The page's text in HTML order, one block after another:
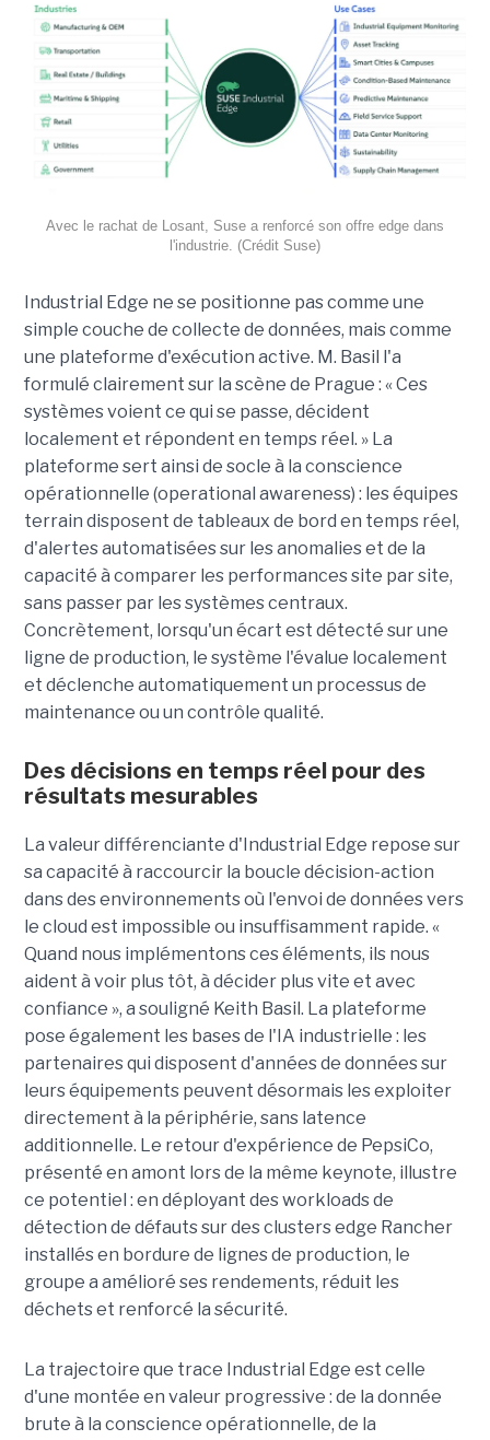
Avec le rachat de Losant, Suse a renforcé son offre edge dans
l'industrie. (Crédit Suse)
Industrial Edge ne se positionne pas comme une
simple couche de collecte de données, mais comme
une plateforme d'exécution active. M. Basil l'a
formulé clairement sur la scène de Prague : « Ces
systèmes voient ce qui se passe, décident
localement et répondent en temps réel. » La
plateforme sert ainsi de socle à la conscience
opérationnelle (operational awareness) : les équipes
terrain disposent de tableaux de bord en temps réel,
d'alertes automatisées sur les anomalies et de la
capacité à comparer les performances site par site,
sans passer par les systèmes centraux.
Concrètement, lorsqu'un écart est détecté sur une
ligne de production, le système l'évalue localement
et déclenche automatiquement un processus de
maintenance ou un contrôle qualité.
Des décisions en temps réel pour des
résultats mesurables
La valeur différenciante d'Industrial Edge repose sur
sa capacité à raccourcir la boucle décision-action
dans des environnements où l'envoi de données vers
le cloud est impossible ou insuffisamment rapide. «
Quand nous implémentons ces éléments, ils nous
aident à voir plus tôt, à décider plus vite et avec
confiance », a souligné Keith Basil. La plateforme
pose également les bases de l'IA industrielle : les
partenaires qui disposent d'années de données sur
leurs équipements peuvent désormais les exploiter
directement à la périphérie, sans latence
additionnelle. Le retour d'expérience de PepsiCo,
présenté en amont lors de la même keynote, illustre
ce potentiel : en déployant des workloads de
détection de défauts sur des clusters edge Rancher
installés en bordure de lignes de production, le
groupe a amélioré ses rendements, réduit les
déchets et renforcé la sécurité.
La trajectoire que trace Industrial Edge est celle
d'une montée en valeur progressive : de la donnée
brute à la conscience opérationnelle, de la